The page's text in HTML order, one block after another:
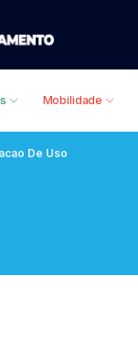
Mobilidade
De Uso